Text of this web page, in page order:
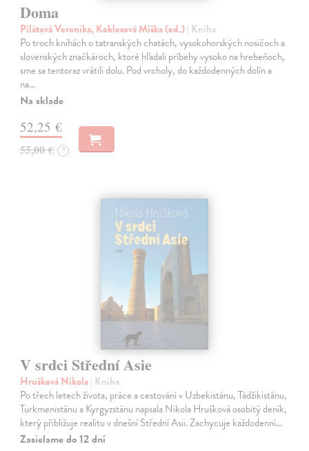
Doma
Pilátová Veronika, Koklesová Miška (ed.)| Kniha
Po troch knihách o tatranských chatách, vysokohorských nosičoch a
slovenských značkároch, ktoré hľadali príbehy vysoko na hrebeňoch,
sme sa tentoraz vrátili dolu. Pod vrcholy, do každodenných dolín a
na…
Na sklade
52,25 €
55,00 € ?
V srdci Střední Asie
Hrušková Nikola| Kniha
Po třech letech života, práce a cestování v Uzbekistánu, Tádžikistánu,
Turkmenistánu a Kyrgyzstánu napsala Nikola Hrušková osobitý deník,
který přibližuje realitu v dnešní Střední Asii. Zachycuje každodenní…
Zasielame do 12 dní